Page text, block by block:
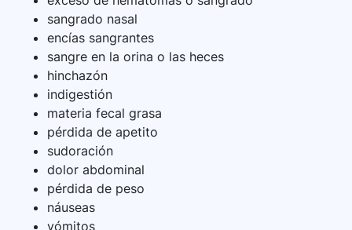
sangrado nasal
encías sangrantes
sangre en la orina o las heces
hinchazón
indigestión
materia fecal grasa
pérdida de apetito
sudoración
dolor abdominal
pérdida de peso
náuseas
vómitos